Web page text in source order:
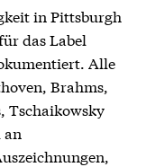
in Pittsburgh
das Label
Alle
Brahms,
Tschaikowsky
an